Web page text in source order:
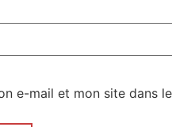
e-mail et mon site dans